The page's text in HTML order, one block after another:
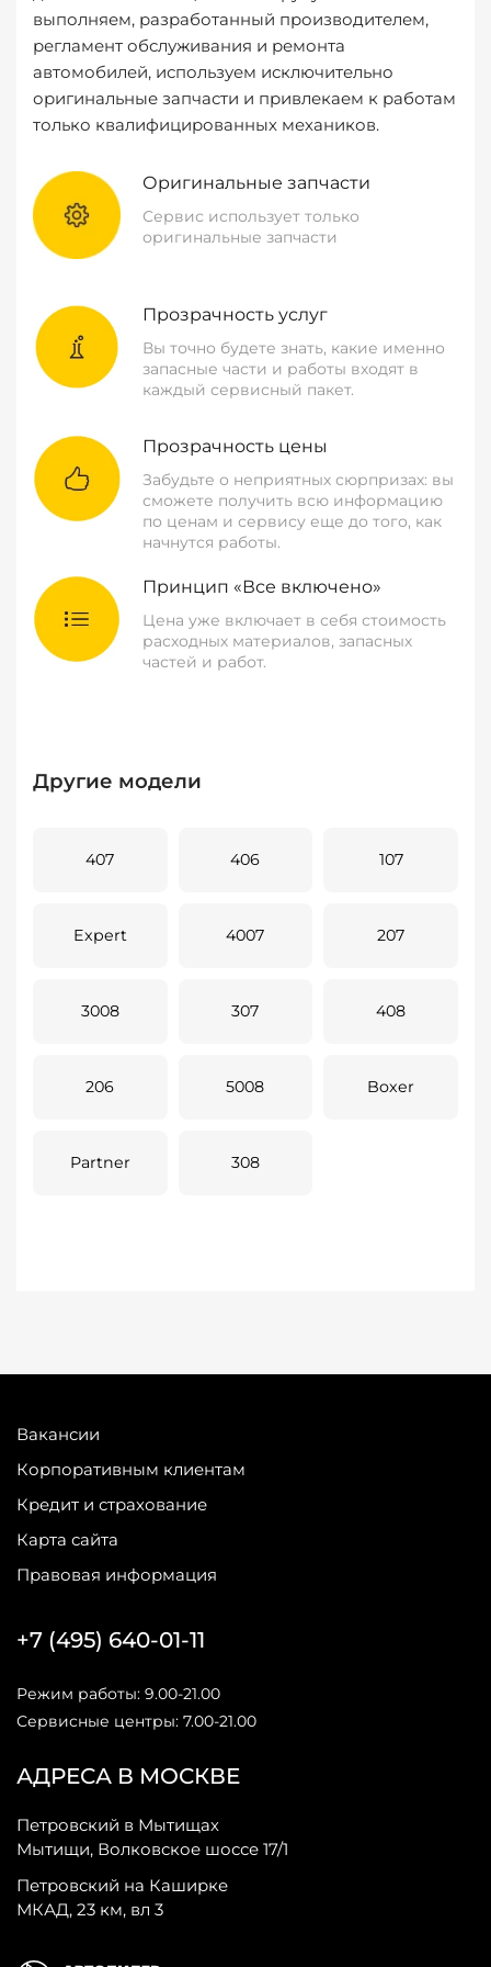
выполняем, разработанный производителем,
регламент обслуживания и ремонта
автомобилей, используем исключительно
оригинальные запчасти и привлекаем к работам
только квалифицированных механиков.
Оригинальные запчасти
Сервис использует только
оригинальные запчасти
Прозрачность услуг
Вы точно будете знать, какие именно
запасные части и работы входят в
каждый сервисный пакет.
Прозрачность цены
Забудьте о неприятных сюрпризах: вы
сможете получить всю информацию
по ценам и сервису еще до того, как
начнутся работы.
Принцип «Все включено»
Цена уже включает в себя стоимость
расходных материалов, запасных
частей и работ.
Другие модели
407 406 107
Expert 4007 207
3008 307 408
206 5008 Boxer
Partner 308
Вакансии
Корпоративным клиентам
Кредит и страхование
Карта сайта
Правовая информация
АДРЕСА В МОСКВЕ
Петровский в Мытищах
Мытищи, Волковское шоссе 17/1
Петровский на Каширке
МКАД, 23 км, вл 3
+7 (495) 640-01-11
Режим работы: 9.00-21.00
Сервисные центры: 7.00-21.00